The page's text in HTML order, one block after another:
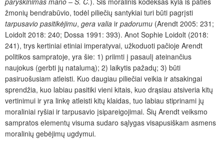
žmonių bendrabūvio, todėl piliečių santykiai turi būti pagrįsti
tarpusavio pasitikėjimu, gera valia ir padorumu (Arendt 2005: 231;
Loidolt 2018: 240; Dossa 1991: 393). Anot Sophie Loidolt (2018:
241), trys kertiniai etiniai imperatyvai, užkoduoti pačioje Arendt
politikos sampratoje, yra šie: 1) priimti į pasaulį ateinančius
naujokus (gerbti jų natalumą); 2) laikytis pažadų; 3) būti
pasiruošusiam atleisti. Kuo daugiau piliečiai veikia ir atsakingai
sprendžia, kuo labiau pasitiki vieni kitais, kuo drąsiau atsiveria kitų
vertinimui ir yra linkę atleisti kitų klaidas, tuo labiau stiprinami jų
moraliniai ryšiai ir tarpusavio įsipareigojimai. Šių Arendt veiksmo
sampratos elementų visuma sudaro sąlygas visapusiškam asmens
moralinių gebėjimų ugdymui.